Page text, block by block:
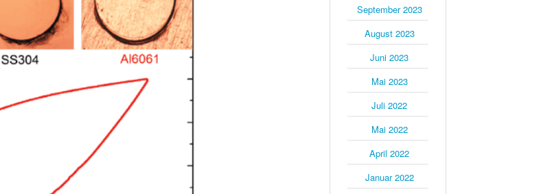
September 2023
August 2023
Juni 2023
Mai 2023
Juli 2022
Mai 2022
April 2022
Januar 2022